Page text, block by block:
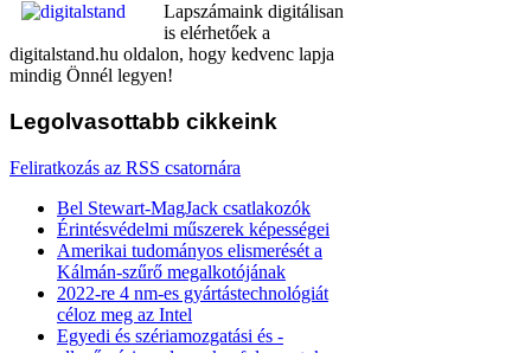
Lapszámaink digitálisan
is elérhetőek a
digitalstand.hu oldalon, hogy kedvenc lapja
mindig Önnél legyen!
Legolvasottabb cikkeink
Feliratkozás az RSS csatornára
Bel Stewart-MagJack csatlakozók
Érintésvédelmi műszerek képességei
Amerikai tudományos elismerését a
Kálmán-szűrő megalkotójának
2022-re 4 nm-es gyártástechnológiát
céloz meg az Intel
Egyedi és szériamozgatási és -